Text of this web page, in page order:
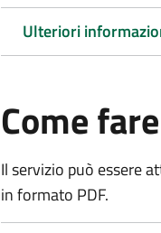
Ulteriori
Come fare
Il servizio può essere
in formato PDF.